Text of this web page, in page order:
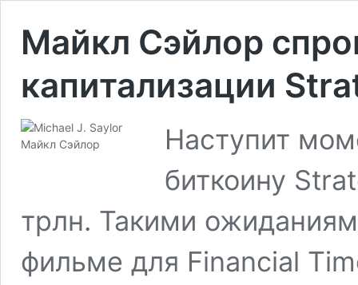
Майкл Сэйлор
капитализации
Наступит
биткоину
трлн. Такими
фильме для Financial